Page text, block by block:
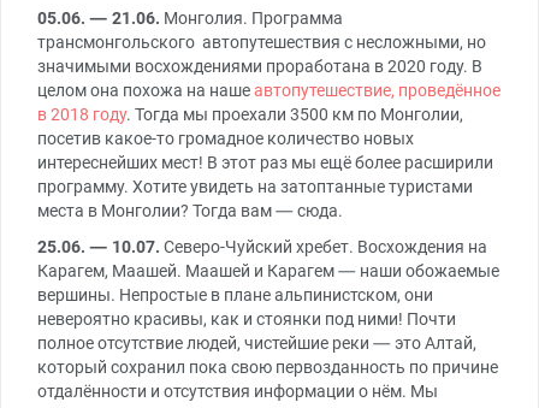
05.06. — 21.06. Монголия. Программа
трансмонгольского автопутешествия с несложными, но
значимыми восхождениями проработана в 2020 году. В
целом она похожа на нашеавтопутешествие, проведённое
в 2018 году. Тогда мы проехали 3500 км по Монголии,
посетив какое-то громадное количество новых
интереснейших мест! В этот раз мы ещё более расширили
программу. Хотите увидеть на затоптанные туристами
места в Монголии? Тогда вам — сюда.
25.06. — 10.07. Северо-Чуйский хребет. Восхождения на
Карагем, Маашей. Маашей и Карагем — наши обожаемые
вершины. Непростые в плане альпинистском, они
невероятно красивы, как и стоянки под ними! Почти
полное отсутствие людей, чистейшие реки — это Алтай,
который сохранил пока свою первозданность по причине
отдалённости и отсутствия информации о нём. Мы